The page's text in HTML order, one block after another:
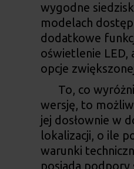
wygodne
modelach
dodatkowe
oświetlenie LED,
opcje
To, co
wersję, to
jej dosłownie w
lokalizacji, o ile
warunki
posiada podpory